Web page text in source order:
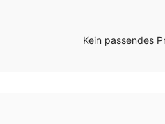
Kein passendes